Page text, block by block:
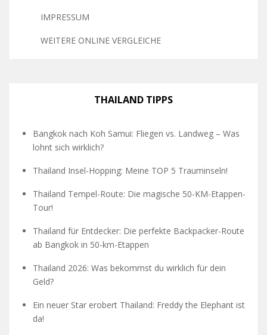
IMPRESSUM
WEITERE ONLINE VERGLEICHE
THAILAND TIPPS
Bangkok nach Koh Samui: Fliegen vs. Landweg – Was
lohnt sich wirklich?
Thailand Insel-Hopping: Meine TOP 5 Trauminseln!
Thailand Tempel-Route: Die magische 50-KM-Etappen-
Tour!
Thailand für Entdecker: Die perfekte Backpacker-Route
ab Bangkok in 50-km-Etappen
Thailand 2026: Was bekommst du wirklich für dein
Geld?
Ein neuer Star erobert Thailand: Freddy the Elephant ist
da!